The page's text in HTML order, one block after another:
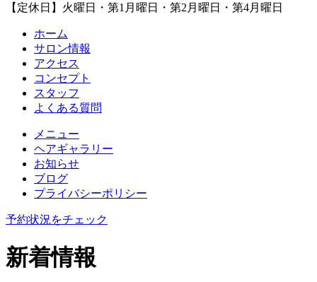
【定休日】火曜日・第1月曜日・第2月曜日・第4月曜日
ホーム
サロン情報
アクセス
コンセプト
スタッフ
よくある質問
メニュー
ヘアギャラリー
お知らせ
ブログ
プライバシーポリシー
予約状況をチェック
新着情報